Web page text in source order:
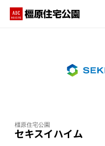
アクセス
橿原住宅公園
セキスイハイム